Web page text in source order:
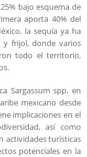
bajo esquema de
aporta 40% del
la sequía ya ha
y frijol, donde varios
todo el territorio,
Sargassum spp. en
mexicano desde
implicaciones en el
así como
actividades turísticas
potenciales en la